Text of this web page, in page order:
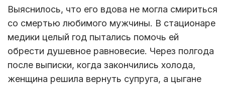
Выяснилось, что его вдова не могла смириться
со смертью любимого мужчины. В стационаре
медики целый год пытались помочь ей
обрести душевное равновесие. Через полгода
после выписки, когда закончились холода,
женщина решила вернуть супруга, а цыгане